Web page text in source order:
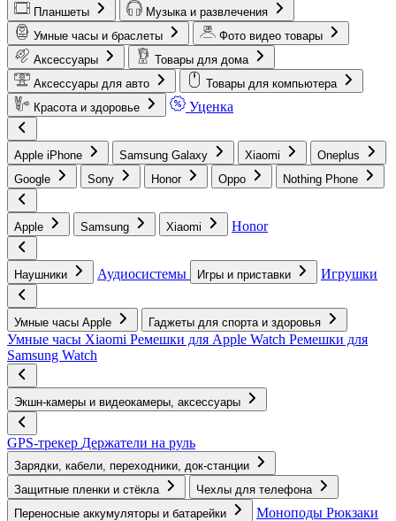
Планшеты
Музыка и развлечения
Умные часы и браслеты
Фото видео товары
Аксессуары
Товары для дома
Аксессуары для авто
Товары для компьютера
Красота и здоровье
Уценка
Apple iPhone Samsung Galaxy Xiaomi
Oneplus
Google
Sony Honor Oppo Nothing Phone
Apple Samsung Xiaomi Honor
Наушники Аудиосистемы Игры и приставки Игрушки
Умные часы Apple Гаджеты для спорта и здоровья
Умные часы Xiaomi Ремешки для Apple Watch Ремешки для
Samsung Watch
Экшн-камеры и видеокамеры, аксессуары
GPS-трекер Держатели на руль
Зарядки, кабели, переходники, док-станции
Защитные пленки и стёкла
Чехлы для телефона
Переносные аккумуляторы и батарейки
Моноподы Рюкзаки